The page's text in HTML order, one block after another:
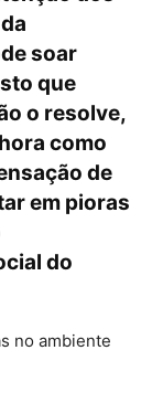
soar
que
o resolve,
como
de
em pioras
do
no ambiente